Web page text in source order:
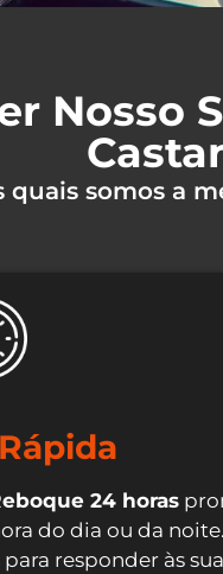
Nosso
quais somos a
24 horas
do dia ou da noite.
responder às